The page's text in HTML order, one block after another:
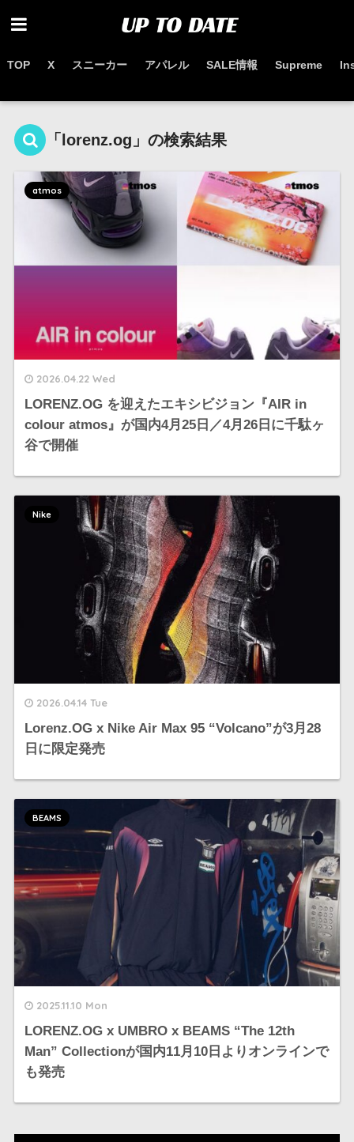
TOP X スニーカー アパレル SALE情報 Supreme
「lorenz.og」の検索結果
2026.04.22 Wed
LORENZ.OG を迎えたエキシビジョン『AIR in
colour atmos』が国内4月25日／4月26日に千駄ヶ
谷で開催
atmos
2026.04.14 Tue
Lorenz.OG x Nike Air Max 95 “Volcano”が3月28
日に限定発売
Nike
2025.11.10 Mon
LORENZ.OG x UMBRO x BEAMS “The 12th
Man” Collectionが国内11月10日よりオンラインで
も発売
BEAMS